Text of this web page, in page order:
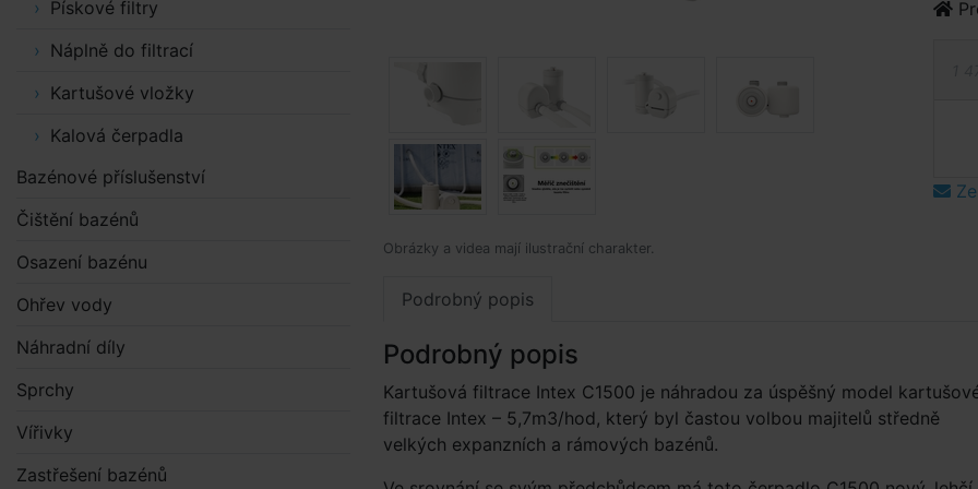
Obrázky a videa mají ilustrační charakter.
Podrobný popis
Podrobný popis
Kartušová filtrace Intex C1500 je náhradou za úspěšný model
filtrace Intex – 5,7m3/hod, který byl častou volbou majitelů středně
velkých expanzních a rámových bazénů.
Pískové filtry
Náplně do filtrací
Kartušové vložky
Kalová čerpadla
Bazénové příslušenství
Čištění bazénů
Osazení bazénu
Ohřev vody
Náhradní díly
Sprchy
Vířivky
Zastřešení bazénů